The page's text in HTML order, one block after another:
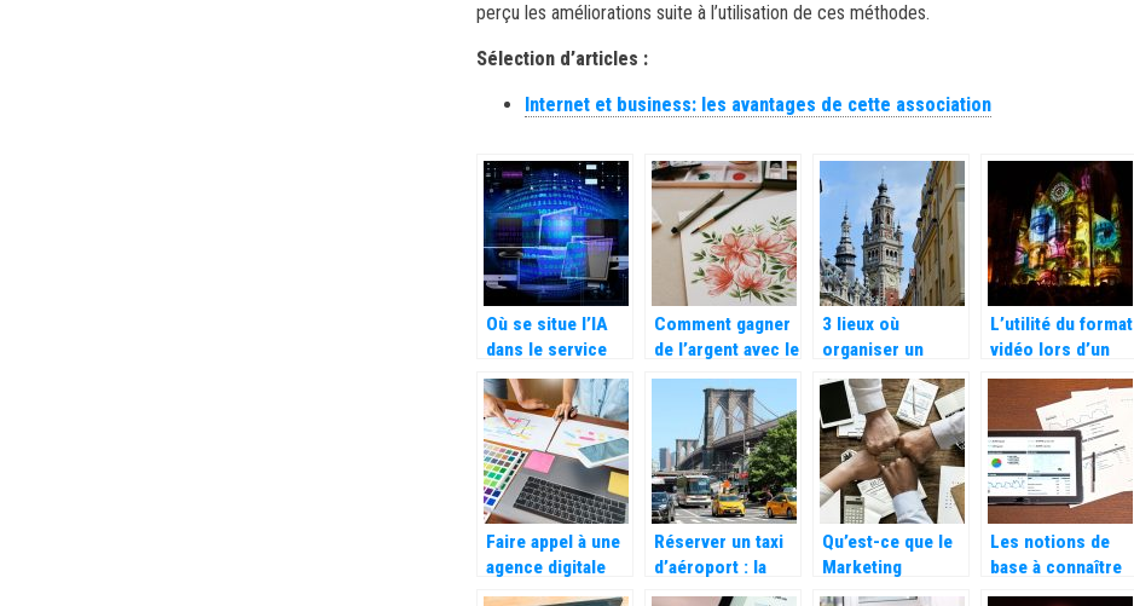
perçu les améliorations suite à l’utilisation de ces méthodes.
Sélection d’articles :
Internet et business: les avantages de cette association
Où se situe l’IA
dans le service
marketing d’une
entreprise?
Comment gagner
de l’argent avec le
Print On Demand
3 lieux où
organiser un
salon à Lille
L’utilité du format
vidéo lors d’un
lancement de
produit
Faire appel à une
agence digitale
pour booster son
Réserver un taxi
d’aéroport : la
nouvelle méthode
Qu’est-ce que le
Marketing
Ressources
Les notions de
base à connaître
sur le marketing